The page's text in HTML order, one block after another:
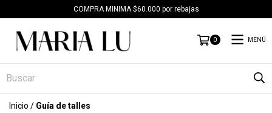
COMPRA MINIMA $60.000 por rebajas
0 MENÚ
Inicio / Guía de talles